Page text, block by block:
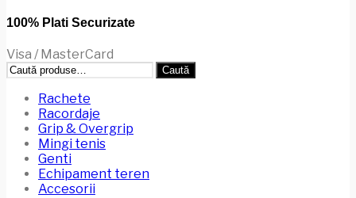
100% Plati Securizate
Visa / MasterCard
Caută
după:
Caută
Rachete
Racordaje
Grip & Overgrip
Mingi tenis
Genti
Echipament teren
Accesorii